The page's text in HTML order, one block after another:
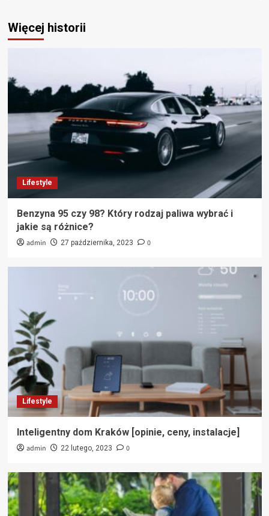
Więcej historii
Lifestyle
Benzyna 95 czy 98? Który rodzaj paliwa wybrać i
jakie są różnice?
admin 27 października, 2023 0
Lifestyle
Inteligentny dom Kraków [opinie, ceny, instalacje]
admin 22 lutego, 2023 0